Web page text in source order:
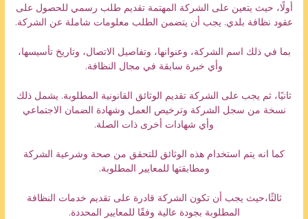
أولًا، حيث يتعين على الشركة المهتمة تقديم طلب رسمي للحصول على
عقود نظافة بلدي. يجب أن يتضمن الطلب معلومات شاملة عن الشركة.
بما في ذلك اسم الشركة، وعنوانها، وتفاصيل الاتصال، وتاريخ تأسيسها،
وأي خبرة سابقة في مجال النظافة.
ثانيًا، ثم يجب على الشركة تقديم الوثائق القانونية المطلوبة. يشمل ذلك
نسخة من سجل الشركة وترخيص العمل وشهادة الضمان الاجتماعي
وأي شهادات أخرى ذات الصلة.
كما انه يتم استخدام هذه الوثائق للتحقق من صحة وشرعية الشركة
ومطابقتها للمعايير المطلوبة.
ثالثًا،حيث يجب أن تكون الشركة قادرة على تقديم خدمات النظافة
المطلوبة بجودة عالية وفقًا للمعايير المحددة.